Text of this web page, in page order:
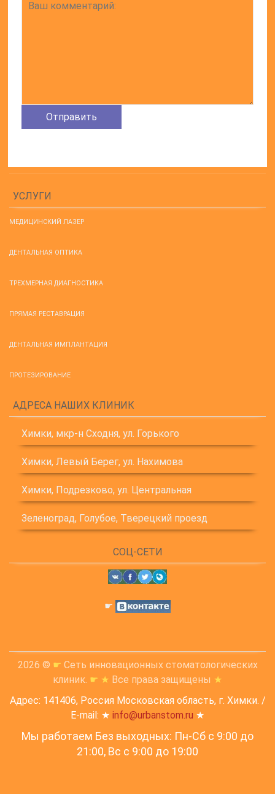
УСЛУГИ
МЕДИЦИНСКИЙ ЛАЗЕР
ДЕНТАЛЬНАЯ ОПТИКА
ТРЕХМЕРНАЯ ДИАГНОСТИКА
ПРЯМАЯ РЕСТАВРАЦИЯ
ДЕНТАЛЬНАЯ ИМПЛАНТАЦИЯ
ПРОТЕЗИРОВАНИЕ
АДРЕСА НАШИХ КЛИНИК
Химки, мкр-н Сходня, ул. Горького
Химки, Левый Берег, ул. Нахимова
Химки, Подрезково, ул. Центральная
Зеленоград, Голубое, Тверецкий проезд
СОЦ-СЕТИ
☛
2026 © ☛ Сеть инновационных стоматологических
клиник. ☛ ★ Все права защищены ★
Адрес: 141406, Россия Московская область, г. Химки. /
E-mail: ★ info@urbanstom.ru ★
Мы работаем Без выходных: Пн-Сб с 9:00 до
21:00, Вс c 9:00 до 19:00